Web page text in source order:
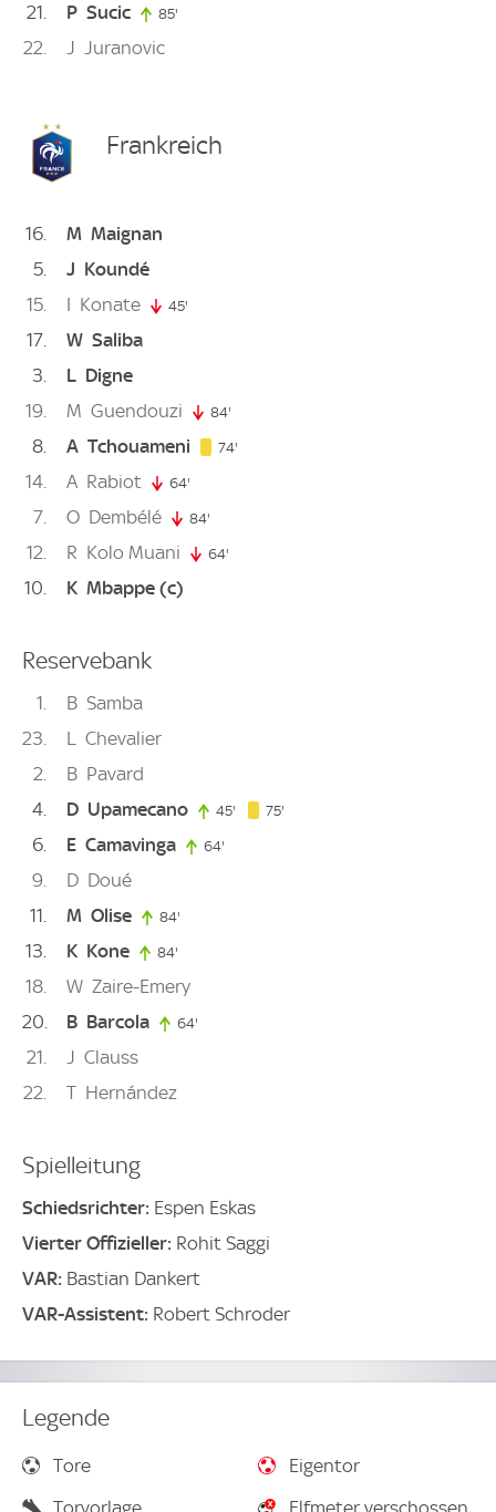
21 P Sucic 85'
22 J Juranovic
Frankreich
16 M Maignan
5
J Koundé
15
I Konate 45'
17 W Saliba
3
L Digne
19
M Guendouzi 84'
8 A Tchouameni 74'
14 A Rabiot 64'
7 O Dembélé 84'
12 R Kolo Muani 64'
10 K Mbappe (c)
Reservebank
1 B Samba
23
L
Chevalier
2
B Pavard
4
D Upamecano 45' 45. minute
75'
6 E Camavinga 64'
9 D Doué
11
M Olise 84'
13 K Kone 84'
18 W Zaire-Emery
20
B Barcola 64'
21 J Clauss
22
T Hernández
Spielleitung
Schiedsrichter: Espen Eskas
Vierter Offizieller: Rohit Saggi
VAR: Bastian Dankert
VAR-Assistent: Robert Schroder
Legende
Tore
Eigentor